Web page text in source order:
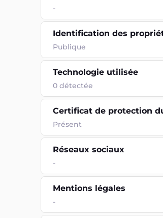
-
Identification des
Publique
Technologie utilisée
0 détectée
Certificat de protection
Présent
Réseaux sociaux
-
Mentions légales
-